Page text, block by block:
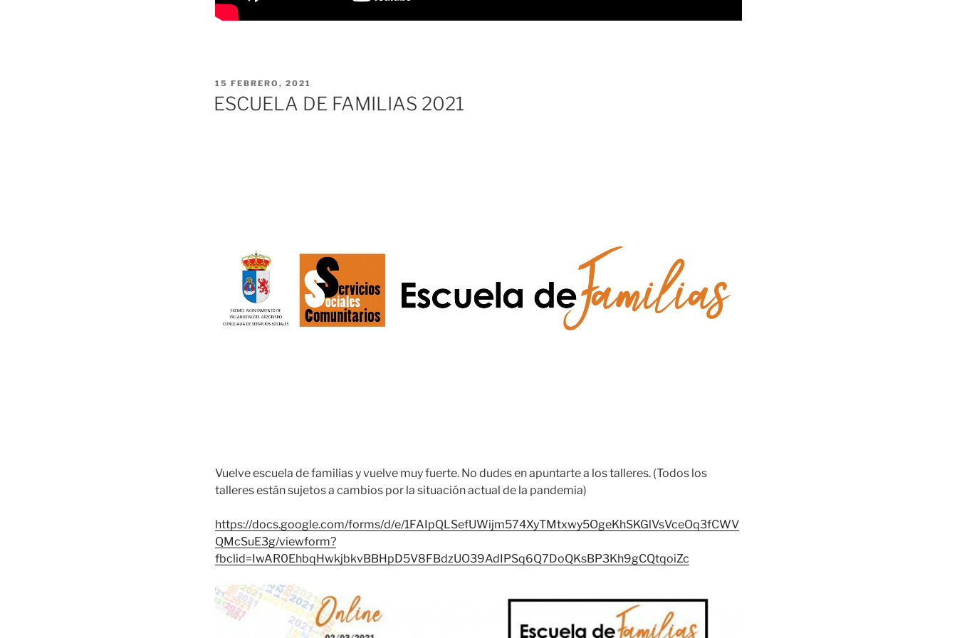
PUBLICADO
EL
15 FEBRERO, 2021
ESCUELA DE FAMILIAS 2021
Vuelve escuela de familias y vuelve muy fuerte. No dudes en apuntarte a los talleres. (Todos los
talleres están sujetos a cambios por la situación actual de la pandemia)
https://docs.google.com/forms/d/e/1FAIpQLSefUWijm574XyTMtxwy5OgeKhSKGlVsVceOq3fCWV
QMcSuE3g/viewform?
fbclid=IwAR0EhbqHwkjbkvBBHpD5V8FBdzUO39AdIPSq6Q7DoQKsBP3Kh9gCQtqoiZc